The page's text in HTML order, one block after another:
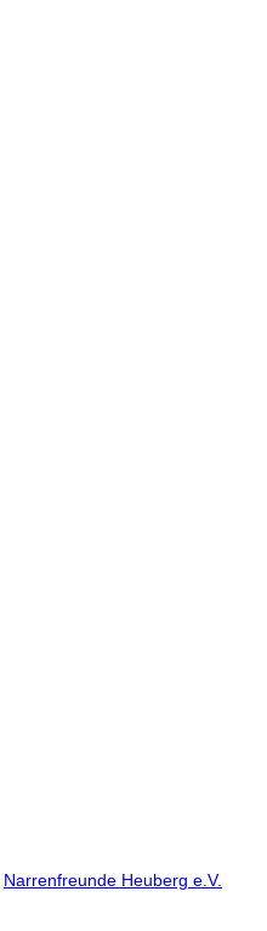
Narrenfreunde Heuberg e.V.